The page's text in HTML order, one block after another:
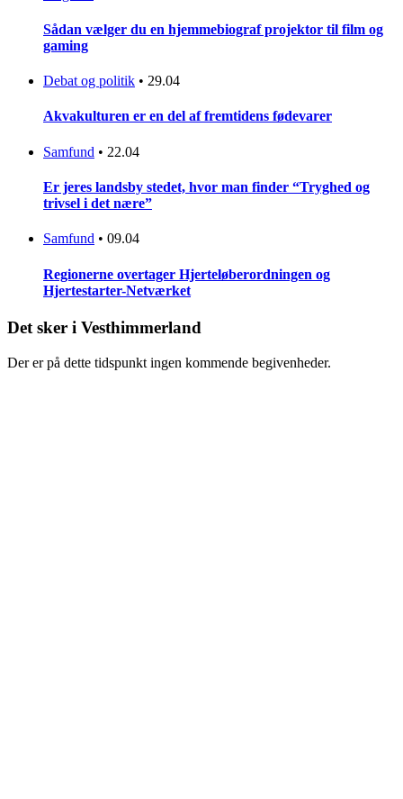
Sådan vælger du en hjemmebiograf projektor til film og
gaming
Debat og politik • 29.04
Akvakulturen er en del af fremtidens fødevarer
Samfund • 22.04
Er jeres landsby stedet, hvor man finder “Tryghed og
trivsel i det nære”
Samfund • 09.04
Regionerne overtager Hjerteløberordningen og
Hjertestarter-Netværket
Det sker i Vesthimmerland
Der er på dette tidspunkt ingen kommende begivenheder.